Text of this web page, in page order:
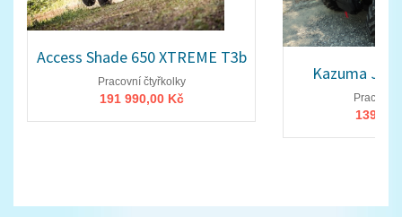
Access Shade 650 XTREME T3b
Pracovní čtyřkolky
191 990,00 Kč
Kazuma
Pracovní
139